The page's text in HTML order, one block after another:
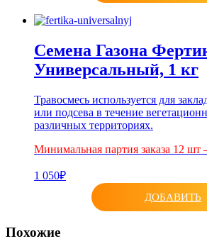
Семена Газона
Универсальный, 1 кг
Травосмесь используется для
или подсева в течение
различных территориях.
Минимальная партия заказа 12 шт
1 050₽
ДОБАВИТЬ
Похожие